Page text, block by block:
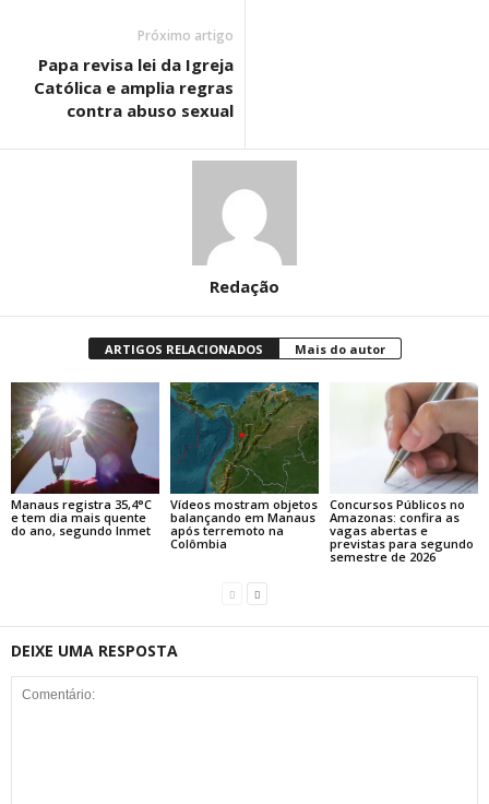
Próximo artigo
Papa revisa lei da Igreja
Católica e amplia regras
contra abuso sexual
Redação
ARTIGOS RELACIONADOS Mais do autor
Manaus registra 35,4°C
e tem dia mais quente
do ano, segundo Inmet
Vídeos mostram objetos
balançando em Manaus
após terremoto na
Colômbia
Concursos Públicos no
Amazonas: confira as
vagas abertas e
previstas para segundo
semestre de 2026
DEIXE UMA RESPOSTA